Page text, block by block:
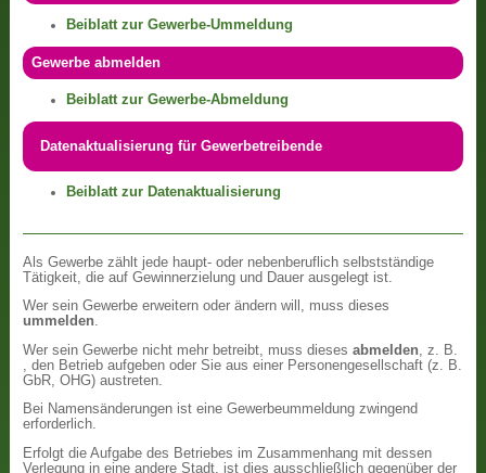
Beiblatt zur Gewerbe-Ummeldung
Gewerbe abmelden
Beiblatt zur Gewerbe-Abmeldung
Datenaktualisierung für Gewerbetreibende
Beiblatt zur Datenaktualisierung
Als Gewerbe zählt jede haupt- oder nebenberuflich selbstständige
Tätigkeit, die auf Gewinnerzielung und Dauer ausgelegt ist.
Wer sein Gewerbe erweitern oder ändern will, muss dieses
ummelden.
Wer sein Gewerbe nicht mehr betreibt, muss diesesabmelden , z. B.
, den Betrieb aufgeben oder Sie aus einer Personengesellschaft (z. B.
GbR, OHG) austreten.
Bei Namensänderungen ist eine Gewerbeummeldung zwingend
erforderlich.
Erfolgt die Aufgabe des Betriebes im Zusammenhang mit dessen
Verlegung in eine andere Stadt, ist dies ausschließlich gegenüber der